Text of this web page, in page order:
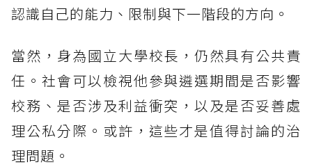
認識自己的能力、限制與下一階段的方向。
當然，身為國立大學校長，仍然具有公共責
任。社會可以檢視他參與遴選期間是否影響
校務、是否涉及利益衝突，以及是否妥善處
理公私分際。或許，這些才是值得討論的治
理問題。